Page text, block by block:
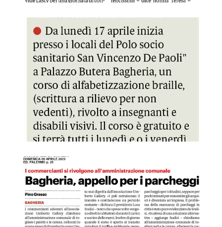
GDS 09/04/2023 Occhiali da donare per i Paesi disagiati
GDS 09/04/2023 Bagheria appelli per i parcheggi